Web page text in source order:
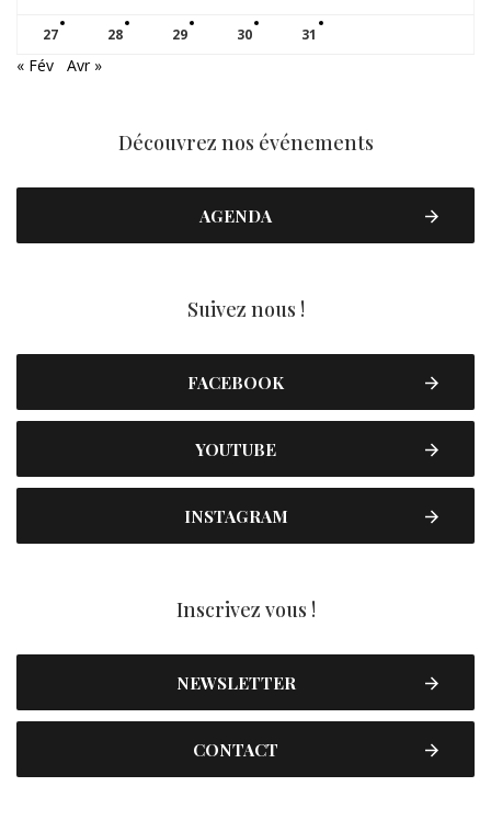
27 28 29 30 31
« Fév Avr »
Découvrez nos événements
AGENDA
Suivez nous !
FACEBOOK
YOUTUBE
INSTAGRAM
Inscrivez vous !
NEWSLETTER
CONTACT